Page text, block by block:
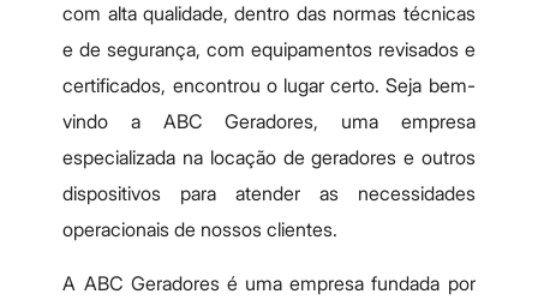
com alta qualidade, dentro das normas técnicas
e de segurança, com equipamentos revisados e
certificados, encontrou o lugar certo. Seja bem-
vindo a ABC Geradores, uma empresa
especializada na locação de geradores e outros
dispositivos para atender as necessidades
operacionais de nossos clientes.
A ABC Geradores é uma empresa fundada por